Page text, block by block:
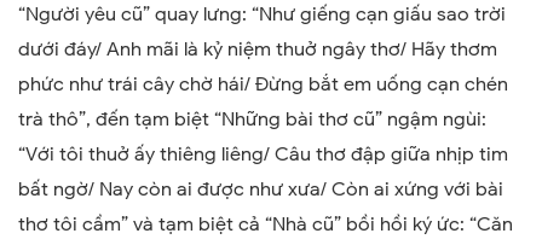
“Người yêu cũ” quay lưng: “Như giếng cạn giấu sao trời
dưới đáy/ Anh mãi là kỷ niệm thuở ngây thơ/ Hãy thơm
phức như trái cây chờ hái/ Đừng bắt em uống cạn chén
trà thô”, đến tạm biệt “Những bài thơ cũ” ngậm ngùi:
“Với tôi thuở ấy thiêng liêng/ Câu thơ đập giữa nhịp tim
bất ngờ/ Nay còn ai được như xưa/ Còn ai xứng với bài
thơ tôi cầm” và tạm biệt cả “Nhà cũ” bồi hồi ký ức: “Căn